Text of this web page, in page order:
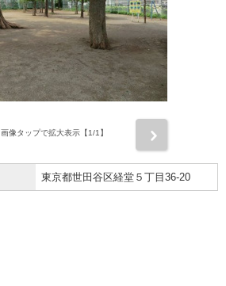
画像タップで拡大表示【1/1】
東京都世田谷区経堂５丁目36-20